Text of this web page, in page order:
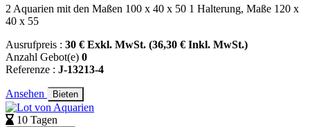
2 Aquarien mit den Maßen 100 x 40 x 50 1 Halterung, Maße 120 x
40 x 55
Ausrufpreis : 30 € Exkl. MwSt. (36,30 € Inkl. MwSt.)
Anzahl Gebot(e) 0
Referenze : J-13213-4
Ansehen Bieten
10 Tagen